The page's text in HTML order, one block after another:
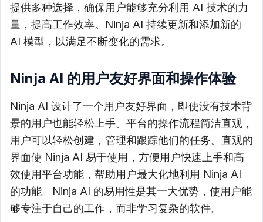
提供多种选择，确保用户能够充分利用 AI 技术的力
量，提高工作效率。Ninja AI 持续更新和添加新的
AI 模型，以满足不断变化的需求。
Ninja AI 的用户友好界面和操作体验
Ninja AI 设计了一个用户友好界面，即使没有技术背
景的用户也能轻松上手。平台的操作流程简洁直观，
用户可以轻松创建，管理和跟踪他们的任务。直观的
界面使 Ninja AI 易于使用，方便用户快速上手和高
效使用平台功能，帮助用户最大化地利用 Ninja AI
的功能。Ninja AI 的易用性是其一大优势，使用户能
够专注于自己的工作，而非学习复杂的软件。